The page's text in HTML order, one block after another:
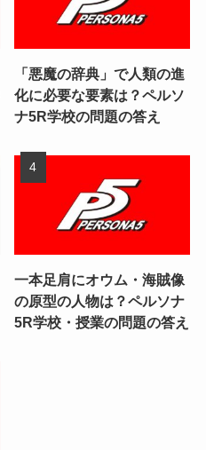
「悪魔の辞典」で人類の進
化に必要な要素は？ペルソ
ナ5R学校の問題の答え
一本足肩にオウム・海賊像
の原型の人物は？ペルソナ
5R学校・授業の問題の答え